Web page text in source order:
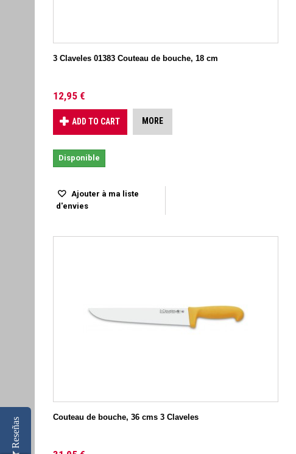
3 Claveles 01383 Couteau de bouche, 18 cm
12,95 €
ADD TO CART MORE
Disponible
Ajouter à ma liste
d'envies
Couteau de bouche, 36 cms 3 Claveles
Reseñas